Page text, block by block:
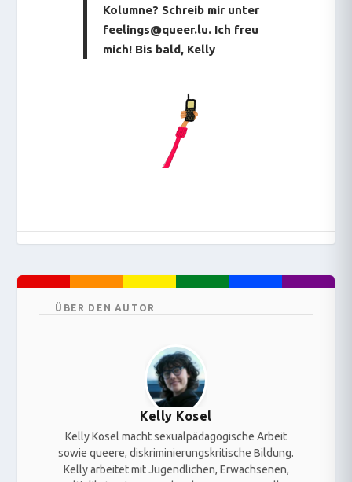
Kolumne? Schreib mir unter
feelings@queer.lu. Ich freu
mich! Bis bald, Kelly
ÜBER DEN AUTOR
Kelly Kosel
Kelly Kosel macht sexualpädagogische Arbeit
sowie queere, diskriminierungskritische Bildung.
Kelly arbeitet mit Jugendlichen, Erwachsenen,